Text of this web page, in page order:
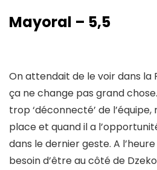
Mayoral – 5,5
On attendait de le voir dans la
ça ne change pas grand
trop ‘déconnecté’ de
place et quand il a
dans le dernier geste. A
besoin d’être au côté de